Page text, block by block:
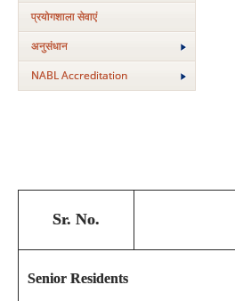
प्रयोगशाला सेवाएं
अनुसंधान
NABL Accreditation
Sr. No.
Senior Residents